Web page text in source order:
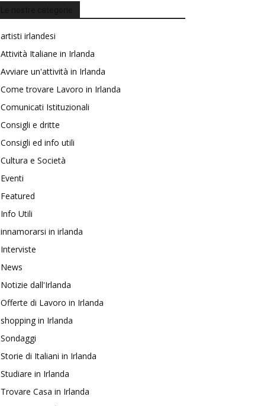
artisti irlandesi
Attività Italiane in Irlanda
Avviare un'attività in Irlanda
Come trovare Lavoro in Irlanda
Comunicati Istituzionali
Consigli e dritte
Consigli ed info utili
Cultura e Società
Eventi
Featured
Info Utili
innamorarsi in irlanda
Interviste
News
Notizie dall'Irlanda
Offerte di Lavoro in Irlanda
shopping in Irlanda
Sondaggi
Storie di Italiani in Irlanda
Studiare in Irlanda
Trovare Casa in Irlanda